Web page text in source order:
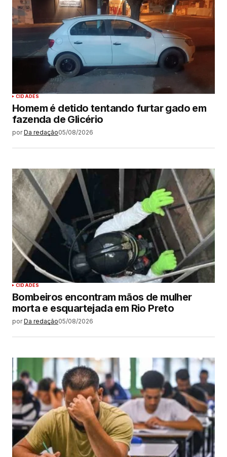
CIDADES
Homem é detido tentando furtar gado em
fazenda de Glicério
por Da redação05/08/2026
CIDADES
Bombeiros encontram mãos de mulher
morta e esquartejada em Rio Preto
por Da redação05/08/2026